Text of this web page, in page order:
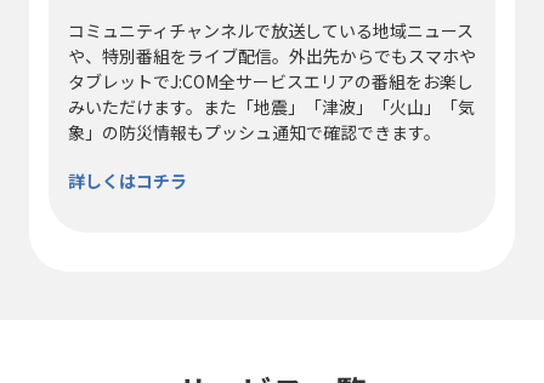
コミュニティチャンネルで放送している地域ニュース
や、特別番組をライブ配信。外出先からでもスマホや
タブレットでJ:COM全サービスエリアの番組をお楽し
みいただけます。また「地震」「津波」「火山」「気
象」の防災情報もプッシュ通知で確認できます。
詳しくはコチラ